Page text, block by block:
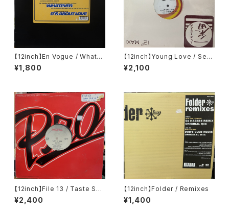
【12inch】En Vogue / Whatev
er (The Tumblin' Dice Rem
ixes)
¥1,800
【12inch】Young Love / Sexu
al Healing Rap
¥2,100
【12inch】File 13 / Taste So
Good
¥2,400
【12inch】Folder / Remixes
¥1,400